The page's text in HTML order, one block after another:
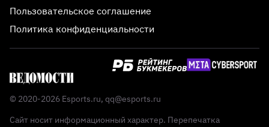
Пользовательское соглашение
Политика конфиденциальности
© 2020-2026 Esports.ru, qq@esports.ru
Сайт носит информационный характер. Перепечатка